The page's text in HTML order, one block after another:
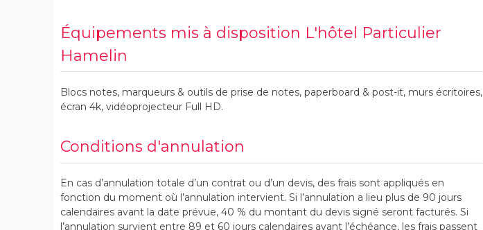
Équipements mis à disposition L'hôtel Particulier
Hamelin
Blocs notes, marqueurs & outils de prise de notes, paperboard & post-it, murs écritoires,
écran 4k, vidéoprojecteur Full HD.
Conditions d'annulation
En cas d’annulation totale d’un contrat ou d’un devis, des frais sont appliqués en
fonction du moment où l’annulation intervient. Si l’annulation a lieu plus de 90 jours
calendaires avant la date prévue, 40 % du montant du devis signé seront facturés. Si
l’annulation survient entre 89 et 60 jours calendaires avant l’échéance, les frais passent